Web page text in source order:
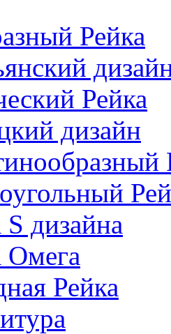
Рейка
Рейка
дизайн
дизайна
Омега
Рейка